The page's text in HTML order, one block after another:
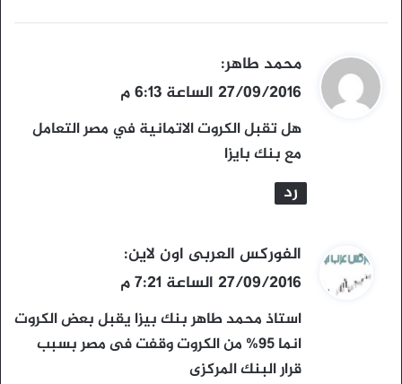
ي
ق
و
ل
محمد طاهر:
27/09/2016 الساعة 6:13 م
هل تقبل الكروت الاتمانية في مصر التعامل
مع بنك بايزا
رد
ي
ق
و
ل
الفوركس العربى اون لاين:
27/09/2016 الساعة 7:21 م
استاذ محمد طاهر بنك بيزا يقبل بعض الكروت
انما 95% من الكروت وقفت فى مصر بسبب
قرار البنك المركزى